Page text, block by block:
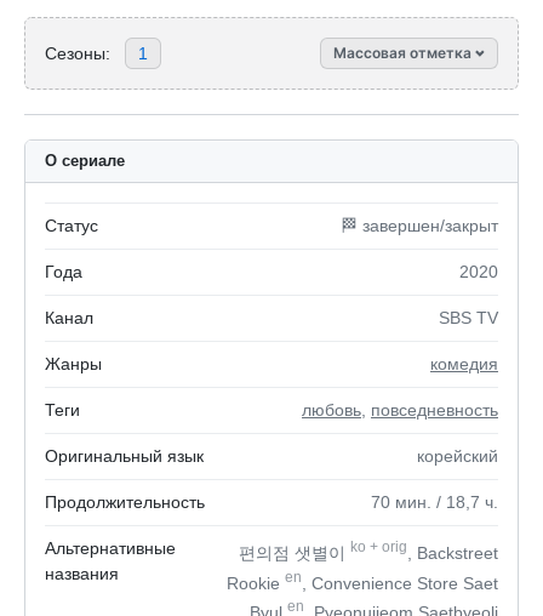
Сезоны: 1 Массовая отметка
О сериале
Статус 🏁 завершен/закрыт
Года 2020
Канал SBS TV
Жанры комедия
Теги любовь повседневность
Оригинальный язык корейский
Продолжительность 70 мин. / 18,7 ч.
Альтернативные
названия
편의점 샛별이 ko + orig
, Backstreet
Rookie en
, Convenience Store Saet
en